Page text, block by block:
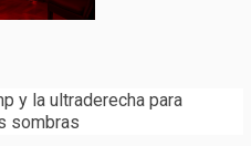
y la ultraderecha para
sombras